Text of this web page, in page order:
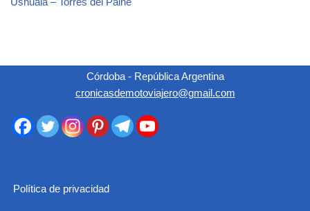
Córdoba - República Argentina
cronicasdemotoviajero@gmail.com
Política de privacidad